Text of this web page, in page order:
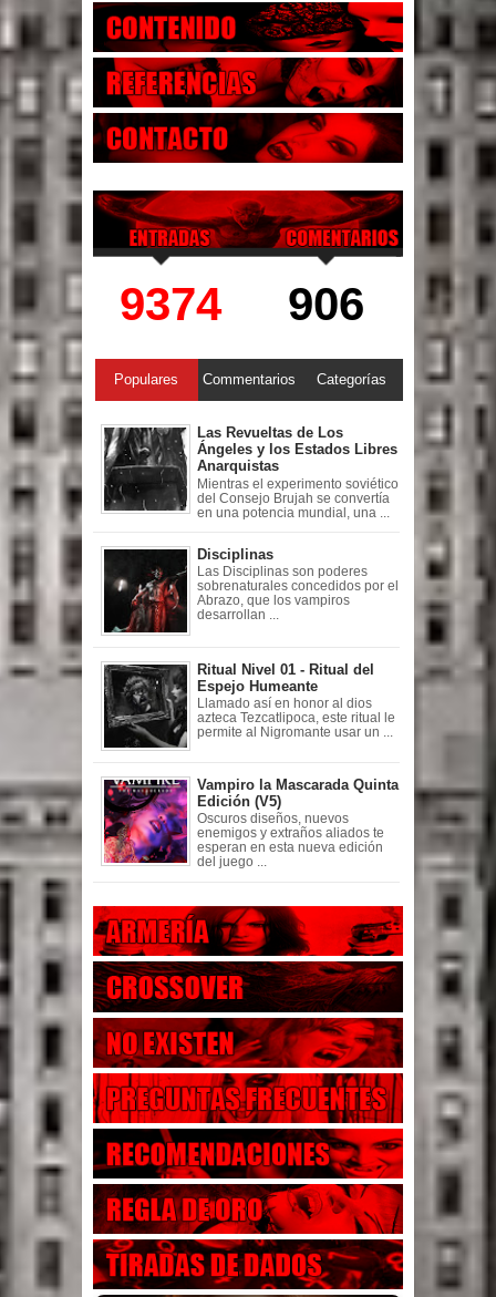
9374 906
Populares Commentarios Categorías
Las Revueltas de Los
Ángeles y los Estados Libres
Anarquistas
Mientras el experimento soviético
del Consejo Brujah se convertía
en una potencia mundial, una ...
Disciplinas
Las Disciplinas son poderes
sobrenaturales concedidos por el
Abrazo, que los vampiros
desarrollan ...
Ritual Nivel 01 - Ritual del
Espejo Humeante
Llamado así en honor al dios
azteca Tezcatlipoca, este ritual le
permite al Nigromante usar un ...
Vampiro la Mascarada Quinta
Edición (V5)
Oscuros diseños, nuevos
enemigos y extraños aliados te
esperan en esta nueva edición
del juego ...